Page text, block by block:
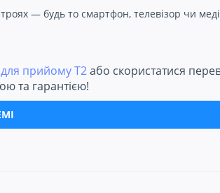
— будь то смартфон, телевізор чи
прийому Т2або скористатися
та гарантією!